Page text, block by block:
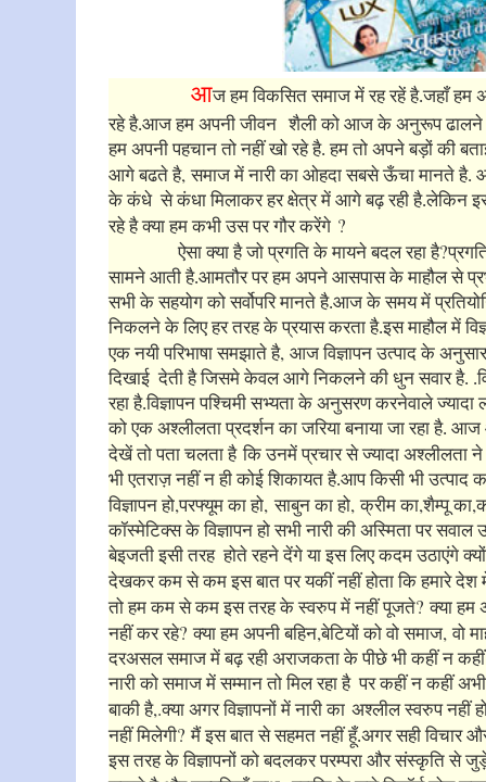
आज हम विकसित समाज में रह रहें है.जहाँ हम
रहे है.आज हम अपनी जीवन शैली को आज के अनुरूप ढालने
हम अपनी पहचान तो नहीं खो रहे है. हम तो अपने बड़ों की
आगे बढते है, समाज में नारी का ओहदा सबसे ऊँचा मानते है.
के कंधे से कंधा मिलाकर हर क्षेत्र में आगे बढ़ रही है.लेकिन
रहे है क्या हम कभी उस पर गौर करेंगे
ऐसा क्या है जो प्रगति के मायने बदल रहा है?
सामने आती है.आमतौर पर हम अपने आसपास के माहौल से
सभी के सहयोग को सर्वोपरि मानते है.आज के समय में
निकलने के लिए हर तरह के प्रयास करता है.इस माहौल में
एक नयी परिभाषा समझाते है, आज विज्ञापन उत्पाद के
दिखाई देती है जिसमे केवल आगे निकलने की धुन सवार है.
रहा है.विज्ञापन पश्चिमी सभ्यता के अनुसरण करनेवाले
को एक अश्लीलता प्रदर्शन का जरिया बनाया जा रहा है.
देखें तो पता चलता है कि उनमें प्रचार से ज्यादा अश्लीलता
भी एतराज़ नहीं न ही कोई शिकायत है.आप किसी भी उत्पाद
विज्ञापन हो,परफ्यूम का हो,साबुन का हो, क्रीम का,शैम्पू का,
कॉस्मेटिक्स के विज्ञापन हो सभी नारी की अस्मिता पर
बेइजती इसी तरह होते रहने देंगे या इस लिए कदम उठाएंगे
देखकर कम से कम इस बात पर यकीं नहीं होता कि हमारे देश में
तो हम कम से कम इस तरह के स्वरुप में नहीं पूजते? क्या हम
नहीं कर रहे? क्या हम अपनी बहिन,बेटियों को वो समाज, वो
दरअसल समाज में बढ़ रही अराजकता के पीछे भी कहीं न कहीं
नारी को समाज में सम्मान तो मिल रहा है पर कहीं न कहीं
बाकी है,.क्या अगर विज्ञापनों में नारी का अश्लील स्वरुप नहीं
नहीं मिलेगी? मैं इस बात से सहमत नहीं हूँ.अगर सही विचार
इस तरह के विज्ञापनों को बदलकर परम्परा और संस्कृति से